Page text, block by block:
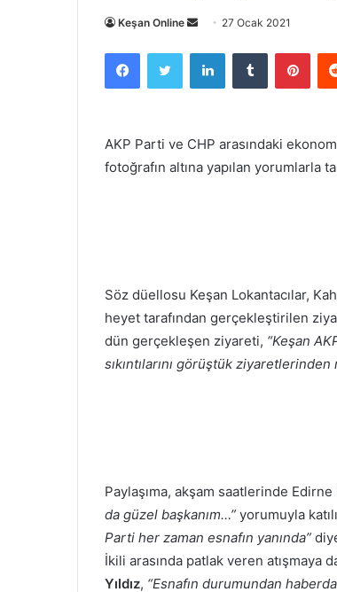
Keşan Online
Bir
posta
göndermek
27 Ocak 2021
FacebookTwitter LinkedInTumblr
AKP Parti ve CHP arasındaki
fotoğrafın altına yapılan yorumlarla
Söz düellosu Keşan Lokantacılar,
heyet tarafından gerçekleştirilen
dün gerçekleşen ziyareti, “Keşan
sıkıntılarını görüştük
Paylaşıma, akşam saatlerinde Edirne
da güzel başkanım…” yorumuyla
Parti her zaman esnafın yanında”
İkili arasında patlak veren atışmaya
Yıldız, “Esnafın durumundan